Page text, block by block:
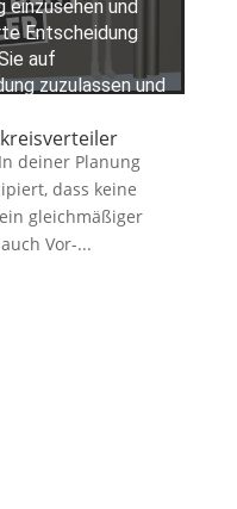
deiner Planung
dass keine
gleichmäßiger
Vor-...